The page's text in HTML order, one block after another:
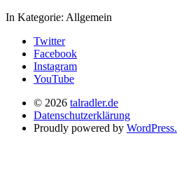
In Kategorie: Allgemein
Twitter
Facebook
Instagram
YouTube
© 2026 talradler.de
Datenschutzerklärung
Proudly powered by WordPress.